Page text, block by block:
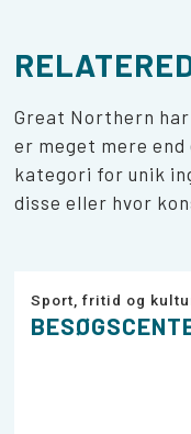
Great Northern
er meget mere
kategori for unik
disse eller hvor
Sport, fritid og